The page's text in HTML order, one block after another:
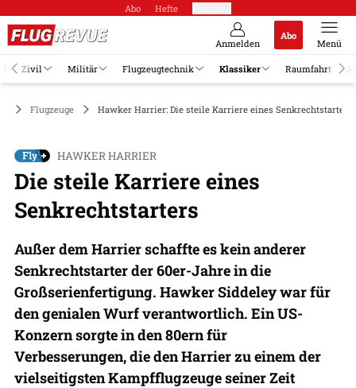
Abo Hefte
Anmelden
Abo
Menü
Zivil Militär Flugzeugtechnik Klassiker Raumfahrt
Flugzeuge Hawker Harrier: Die steile Karriere eines Senkrechtstarters
HAWKER HARRIER
Die steile Karriere eines
Senkrechtstarters
Außer dem Harrier schaffte es kein anderer
Senkrechtstarter der 60er-Jahre in die
Großserienfertigung. Hawker Siddeley war für
den genialen Wurf verantwortlich. Ein US-
Konzern sorgte in den 80ern für
Verbesserungen, die den Harrier zu einem der
vielseitigsten Kampfflugzeuge seiner Zeit